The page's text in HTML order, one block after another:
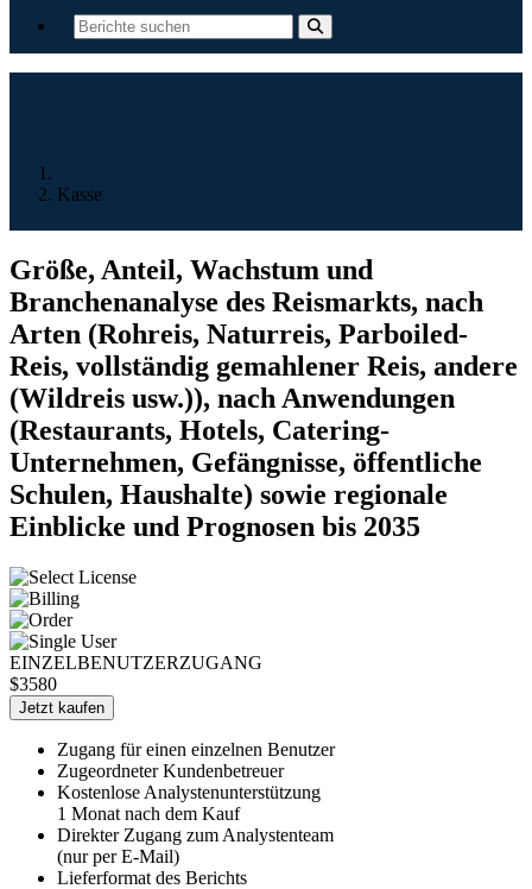
Kasse
Größe, Anteil, Wachstum und
Branchenanalyse des Reismarkts, nach
Arten (Rohreis, Naturreis, Parboiled-
Reis, vollständig gemahlener Reis, andere
(Wildreis usw.)), nach Anwendungen
(Restaurants, Hotels, Catering-
Unternehmen, Gefängnisse, öffentliche
Schulen, Haushalte) sowie regionale
Einblicke und Prognosen bis 2035
EINZELBENUTZERZUGANG
$3580
Jetzt kaufen
Zugang für einen einzelnen Benutzer
Zugeordneter Kundenbetreuer
Kostenlose Analystenunterstützung
1 Monat nach dem Kauf
Direkter Zugang zum Analystenteam
(nur per E-Mail)
Lieferformat des Berichts